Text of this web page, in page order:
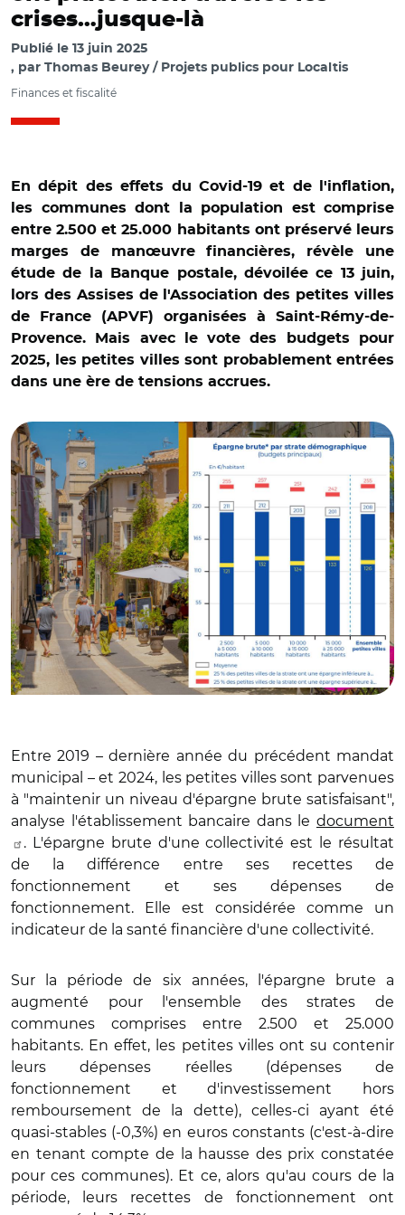
crises…jusque-là
Publié le 13 juin 2025
par Thomas Beurey / Projets publics pour Localtis
Finances et fiscalité
En dépit des effets du Covid-19 et de l'inflation,
les communes dont la population est comprise
entre 2.500 et 25.000 habitants ont préservé leurs
marges de manœuvre financières, révèle une
étude de la Banque postale, dévoilée ce 13 juin,
lors des Assises de l'Association des petites villes
de France (APVF) organisées à Saint-Rémy-de-
Provence. Mais avec le vote des budgets pour
2025, les petites villes sont probablement entrées
dans une ère de tensions accrues.
Entre 2019 – dernière année du précédent mandat
municipal – et 2024, les petites villes sont parvenues
à "maintenir un niveau d'épargne brute satisfaisant",
analyse l'établissement bancaire dans le document
. L'épargne brute d'une collectivité est le résultat
de la différence entre ses recettes de
fonctionnement et ses dépenses de
fonctionnement. Elle est considérée comme un
indicateur de la santé financière d'une collectivité.
Sur la période de six années, l'épargne brute a
augmenté pour l'ensemble des strates de
communes comprises entre 2.500 et 25.000
habitants. En effet, les petites villes ont su contenir
leurs dépenses réelles (dépenses de
fonctionnement et d'investissement hors
remboursement de la dette), celles-ci ayant été
quasi-stables (-0,3%) en euros constants (c'est-à-dire
en tenant compte de la hausse des prix constatée
pour ces communes). Et ce, alors qu'au cours de la
période, leurs recettes de fonctionnement ont